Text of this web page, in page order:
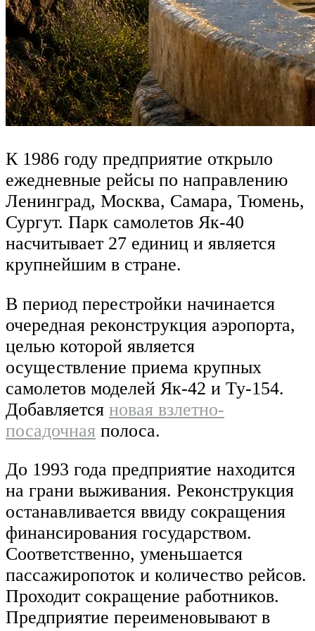
К 1986 году предприятие открыло
ежедневные рейсы по направлению
Ленинград, Москва, Самара, Тюмень,
Сургут. Парк самолетов Як-40
насчитывает 27 единиц и является
крупнейшим в стране.
В период перестройки начинается
очередная реконструкция аэропорта,
целью которой является
осуществление приема крупных
самолетов моделей Як-42 и Ту-154.
Добавляется новая взлетно-
посадочная полоса.
До 1993 года предприятие находится
на грани выживания. Реконструкция
останавливается ввиду сокращения
финансирования государством.
Соответственно, уменьшается
пассажиропоток и количество рейсов.
Проходит сокращение работников.
Предприятие переименовывают в